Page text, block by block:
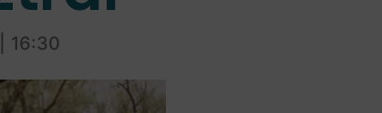
16:30